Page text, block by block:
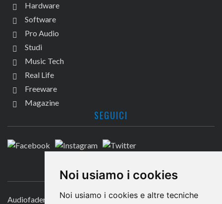
Noi usiamo i cookies
Noi usiamo i cookies e altre tecniche
Hardware
Software
Pro Audio
Studi
Music Tech
Real Life
Freeware
Magazine
SEGUICI
CONTATTACI
Audiofader.com